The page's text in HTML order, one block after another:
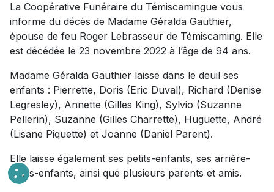
La Coopérative Funéraire du Témiscamingue vous
informe du décès de Madame Géralda Gauthier,
épouse de feu Roger Lebrasseur de Témiscaming. Elle
est décédée le 23 novembre 2022 à l’âge de 94 ans.
Madame Géralda Gauthier laisse dans le deuil ses
enfants : Pierrette, Doris (Eric Duval), Richard (Denise
Legresley), Annette (Gilles King), Sylvio (Suzanne
Pellerin), Suzanne (Gilles Charrette), Huguette, André
(Lisane Piquette) et Joanne (Daniel Parent).
Elle laisse également ses petits-enfants, ses arrière-
petits-enfants, ainsi que plusieurs parents et amis.